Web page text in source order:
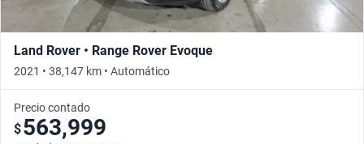
Land Rover • Range Rover Evoque
2021 • 38,147 km • Automático
Precio contado
$563,999